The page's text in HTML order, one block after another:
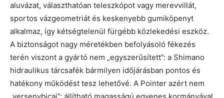
aluvázat, választhatóan teleszkópot vagy merevvillát,
sportos vázgeometriát és keskenyebb gumiköpenyt
alkalmaz, így kétségtelenül fürgébb közlekedési eszköz.
A biztonságot nagy méretékben befolyásoló fékezés
terén viszont a gyártó nem „egyszerűsített”: a Shimano
hidraulikus tárcsafék bármilyen időjárásban pontos és
hatékony működést tesz lehetővé. A Pointer azért nem